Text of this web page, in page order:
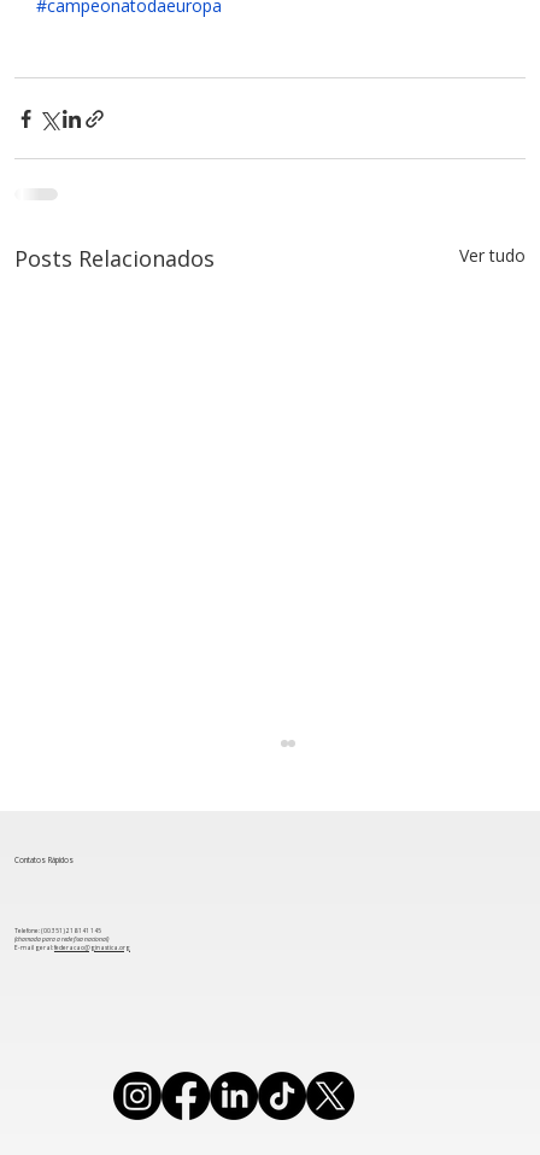
#campeonatodaeuropa
Posts Relacionados Ver tudo
de Oradea
Contatos Rápidos
Telefone: (00 351) 218 141 145
(chamada para a rede fixa nacional)
​E-mail geral:federacao@ginastica.org